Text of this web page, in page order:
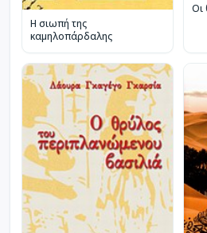
Η σιωπή της
καμηλοπάρδαλης
Οι